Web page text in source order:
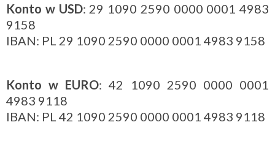
Konto w USD: 29 1090 2590 0000 0001 4983
9158
IBAN: PL 29 1090 2590 0000 0001 4983 9158
Konto w EURO: 42 1090 2590 0000 0001
4983 9118
IBAN: PL 42 1090 2590 0000 0001 4983 9118